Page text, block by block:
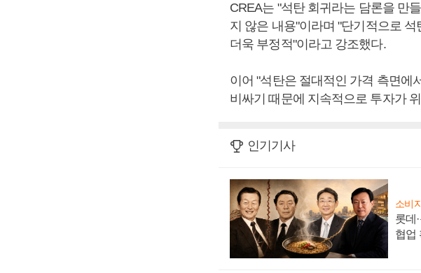
CREA는 "석탄 회귀라는 담론을 만
지 않은 내용"이라며 "단기적으로
더욱 부정적"이라고 강조했다.
이어 "석탄은 절대적인 가격 측면에
비싸기 때문에 지속적으로 투자가
인기기사
소비
롯데
협업